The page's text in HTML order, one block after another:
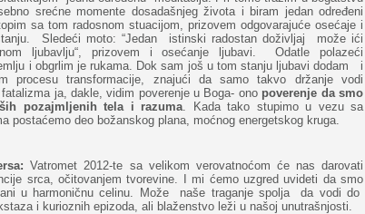
srećne momente dosadašnjeg života i biram jedan određeni
sa tom radosnom stuacijom, prizovem odgovarajuće osećaje i
Sledeći moto: “Jedan istinski radostan doživljaj može ići
ljubavlju“, prizovem i osećanje ljubavi. Odatle polazeći
i obgrlim je rukama. Dok sam još u tom stanju ljubavi dodam i
procesu transformacije, znajući da samo takvo držanje vodi
ja, dakle, vidim poverenje u Boga- ono poverenje da smo
pozajmljenih tela i razuma. Kada tako stupimo u vezu sa
postaćemo deo božanskog plana, moćnog energetskog kruga.
Vatromet 2012-te sa velikom verovatnoćom će nas darovati
srca, očitovanjem tvorevine. I mi ćemo uzgred uvideti da smo
u harmoničnu celinu. Može naše traganje spolja da vodi do
i kurioznih epizoda, ali blaženstvo leži u našoj unutrašnjosti.